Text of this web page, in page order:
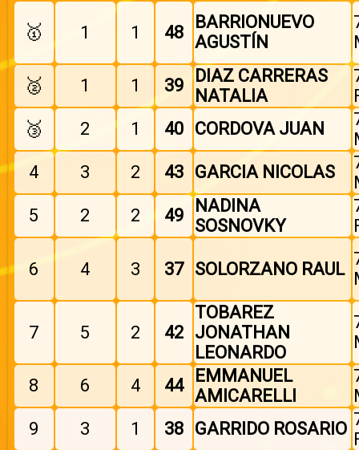
🥇 1 1 48
BARRIONUEVO
AGUSTÍN
🥈 1 1 39
DIAZ CARRERAS
NATALIA
🥉 2 1 40 CORDOVA JUAN
4
3 2 43 GARCIA NICOLAS
5
2 2 49
NADINA
SOSNOVKY
6 4 3 37 SOLORZANO RAUL
7 5 2 42
TOBAREZ
JONATHAN
LEONARDO
8 6 4 44
EMMANUEL
AMICARELLI
9
3 1 38 GARRIDO ROSARIO